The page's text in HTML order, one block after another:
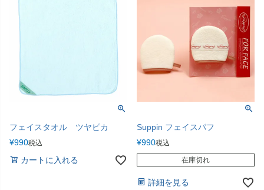
フェイスタオル ツヤピカ
¥990税込
カートに入れる
Suppin フェイスパフ
¥990税込
在庫切れ
詳細を見る